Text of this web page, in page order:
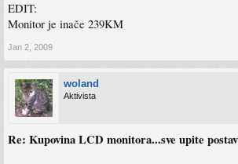
EDIT:
Monitor je inače 239KM
Jan 2, 2009
woland
Aktivista
Re: Kupovina LCD monitora...sve upite